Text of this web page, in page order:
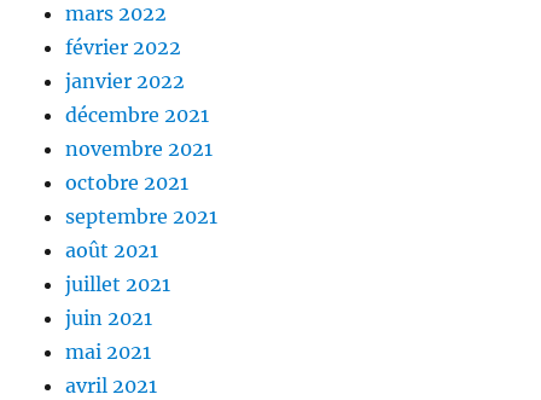
mars 2022
février 2022
janvier 2022
décembre 2021
novembre 2021
octobre 2021
septembre 2021
août 2021
juillet 2021
juin 2021
mai 2021
avril 2021